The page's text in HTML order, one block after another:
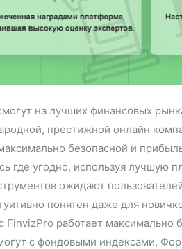
на лучших финансовых
престижной онлайн
безопасной и
где угодно, используя лучшую
ожидают
понятен даже для
FinvizPro работает максимально
с фондовыми индексами,